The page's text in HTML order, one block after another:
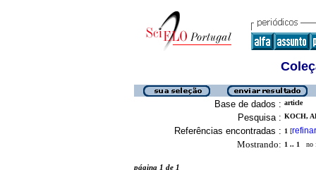
Base de dados : article
Pesquisa : KOCH,
Referências encontradas : 1 [refinar
Mostrando: 1 .. 1 no
página 1 de 1